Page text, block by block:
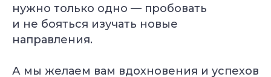
нужно только одно — пробовать
и не бояться изучать новые
направления.
А мы желаем вам вдохновения и успехов